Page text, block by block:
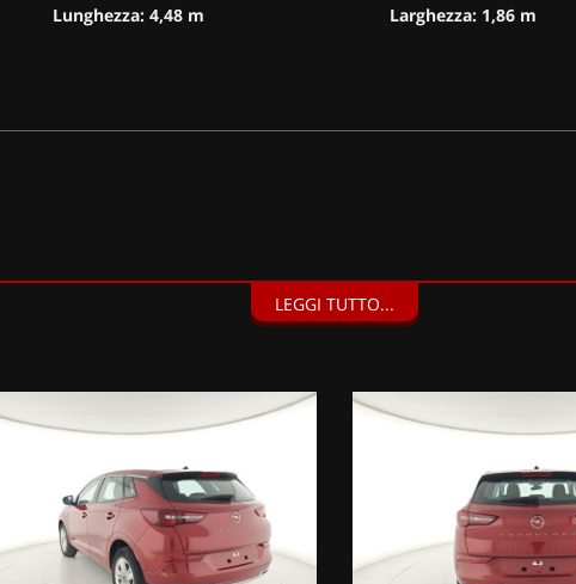
Lunghezza: 4,48 m Larghezza: 1,86 m
LEGGI TUTTO...